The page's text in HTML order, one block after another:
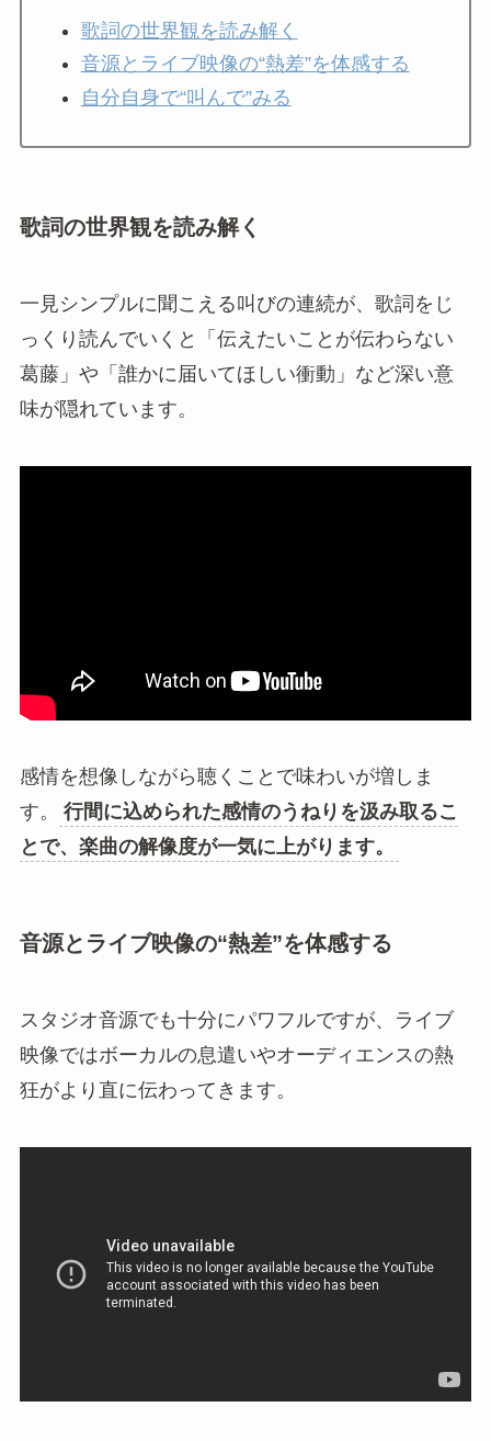
歌詞の世界観を読み解く
音源とライブ映像の“熱差”を体感する
自分自身で“叫んで”みる
歌詞の世界観を読み解く
一見シンプルに聞こえる叫びの連続が、歌詞をじ
っくり読んでいくと「伝えたいことが伝わらない
葛藤」や「誰かに届いてほしい衝動」など深い意
味が隠れています。
感情を想像しながら聴くことで味わいが増しま
す。
行間に込められた感情のうねりを汲み取るこ
とで、楽曲の解像度が一気に上がります。
音源とライブ映像の“熱差”を体感する
スタジオ音源でも十分にパワフルですが、ライブ
映像ではボーカルの息遣いやオーディエンスの熱
狂がより直に伝わってきます。